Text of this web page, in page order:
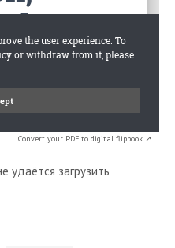
Convert your PDF to digital flipbook ↗
удаётся загрузить